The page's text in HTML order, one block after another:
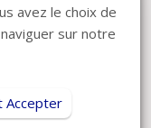
avez le choix de
sur notre
Accepter